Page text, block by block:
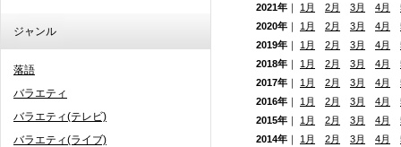
ジャンル
落語
バラエティ
バラエティ(テレビ)
バラエティ(ライブ)
2021年 ｜ 1月 2月 3月 4月
2020年 ｜ 1月 2月 3月 4月
2019年 ｜ 1月 2月 3月 4月
2018年 ｜ 1月 2月 3月 4月
2017年 ｜ 1月 2月 3月 4月
2016年 ｜ 1月 2月 3月 4月
2015年 ｜ 1月 2月 3月 4月
2014年 ｜ 1月 2月 3月 4月